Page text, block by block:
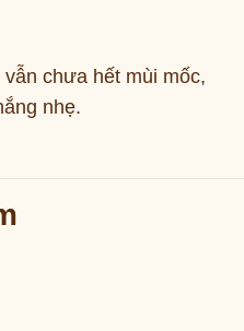
chưa hết mùi mốc,
nhẹ.